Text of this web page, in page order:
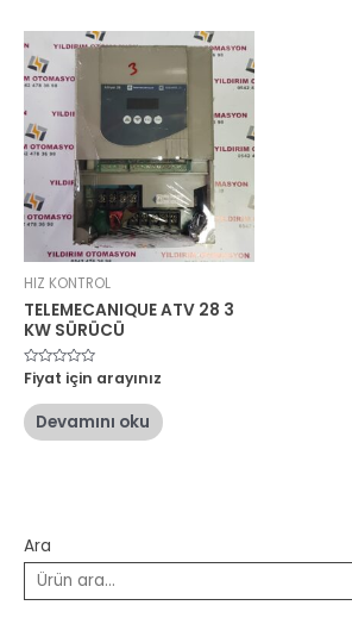
Ara
HIZ KONTROL
TELEMECANIQUE ATV 28 3
KW SÜRÜCÜ
5
üzerinden
oy
aldı
Fiyat için arayınız
Devamını oku